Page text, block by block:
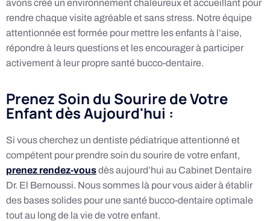
avons créé un environnement chaleureux et accueillant pour
rendre chaque visite agréable et sans stress. Notre équipe
attentionnée est formée pour mettre les enfants à l’aise,
répondre à leurs questions et les encourager à participer
activement à leur propre santé bucco-dentaire.
Prenez Soin du Sourire de Votre
Enfant dès Aujourd'hui :
Si vous cherchez un dentiste pédiatrique attentionné et
compétent pour prendre soin du sourire de votre enfant,
prenez rendez-vousdès aujourd’hui au Cabinet Dentaire
Dr. El Bernoussi. Nous sommes là pour vous aider à établir
des bases solides pour une santé bucco-dentaire optimale
tout au long de la vie de votre enfant.